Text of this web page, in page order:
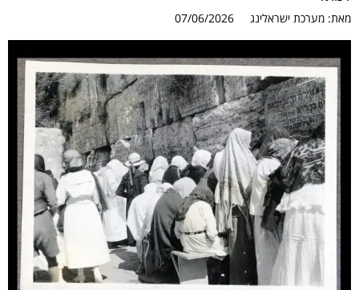
מאת: מערכת ישראלינג 07/06/2026